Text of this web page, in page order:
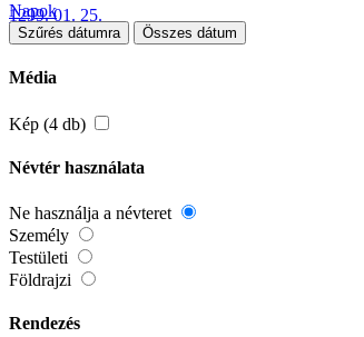
1299. 01. 25.
Napok
Szűrés dátumra Összes dátum
Média
Kép (4 db)
Névtér használata
Ne használja a névteret
Személy
Testületi
Földrajzi
Rendezés